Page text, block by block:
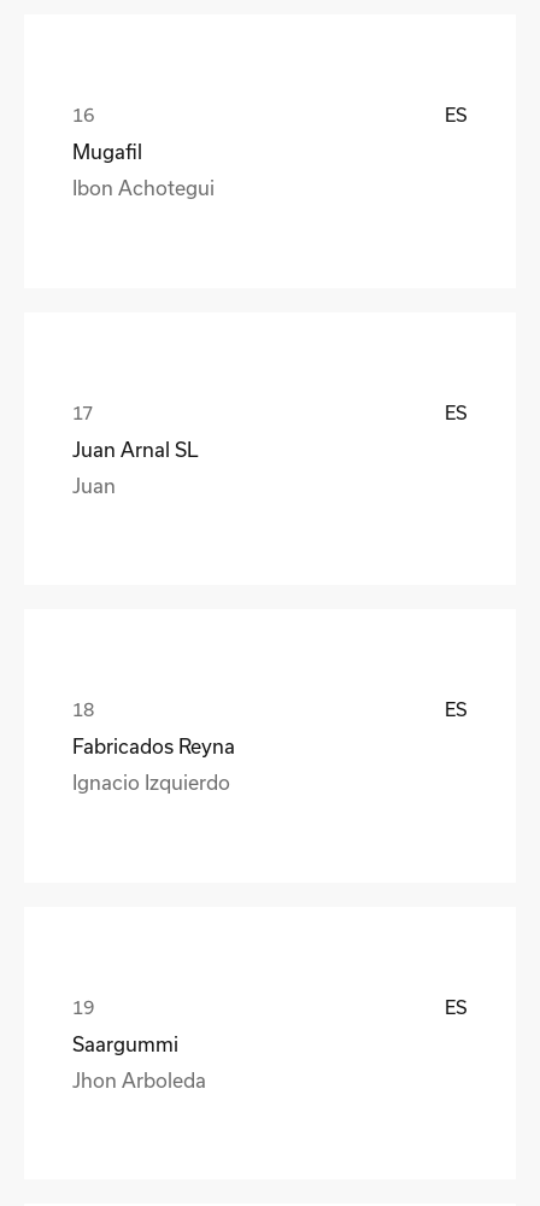
ES
Mugafil
Ibon Achotegui
ES
Juan Arnal SL
Juan
ES
Fabricados Reyna
Ignacio Izquierdo
ES
Saargummi
Jhon Arboleda